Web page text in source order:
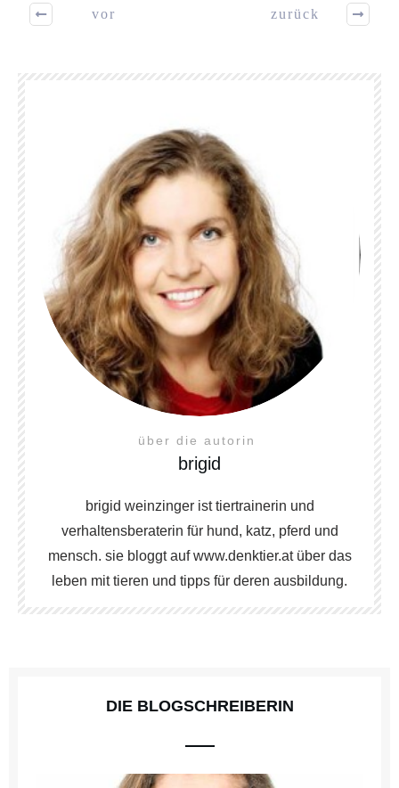
vor zurück
über die autorin
brigid
brigid weinzinger ist tiertrainerin und
verhaltensberaterin für hund, katz, pferd und
mensch. sie bloggt auf www.denktier.at über das
leben mit tieren und tipps für deren ausbildung.
DIE BLOGSCHREIBERIN